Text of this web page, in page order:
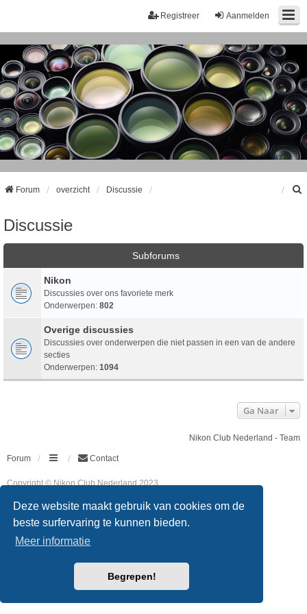
Deze website maakt gebruik van cookies om de
beste surfervaring te kunnen bieden.
Meer informatie
Begrepen!
Aanmelden
Registreer
Forum overzicht Discussie
Discussie
Subforums
Nikon
Discussies over ons favoriete merk
Onderwerpen: 802
Overige discussies
Discussies over onderwerpen die niet passen in een van de andere
secties
Onderwerpen: 1094
Ga Naar
Nikon Club Nederland - Team
Forum Contact
Copyright © Nikon Club Nederland 2023
Stylewe_universalcreated by INVENTEA & v12mike
Privacy Gebruikersvoorwaarden